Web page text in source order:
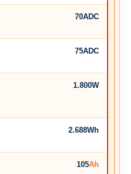
70ADC
75ADC
1.800W
2.688Wh
105Ah